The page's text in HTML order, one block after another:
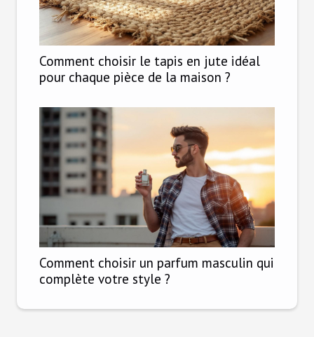
Comment choisir le tapis en jute idéal
pour chaque pièce de la maison ?
Comment choisir un parfum masculin qui
complète votre style ?